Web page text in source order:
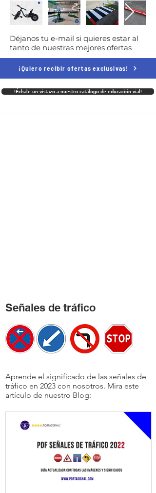
Déjanos tu e-mail si quieres estar al
tanto de nuestras mejores ofertas
¡Quiero recibir ofertas exclusivas!
!Échale un vistazo a nuestro catálogo de educación vial!
Señales de tráfico
Aprende el significado de las señales de
tráfico en 2023 con nosotros. Mira este
artículo de nuestro Blog: